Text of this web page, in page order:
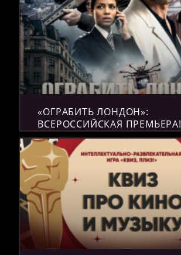
«ОГРАБИТЬ ЛОНДОН»:
ВСЕРОССИЙСКАЯ ПРЕМЬЕРА!